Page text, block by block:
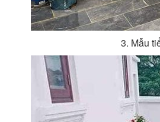
3. Mẫu